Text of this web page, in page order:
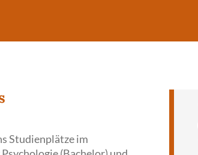
Studienplätze im